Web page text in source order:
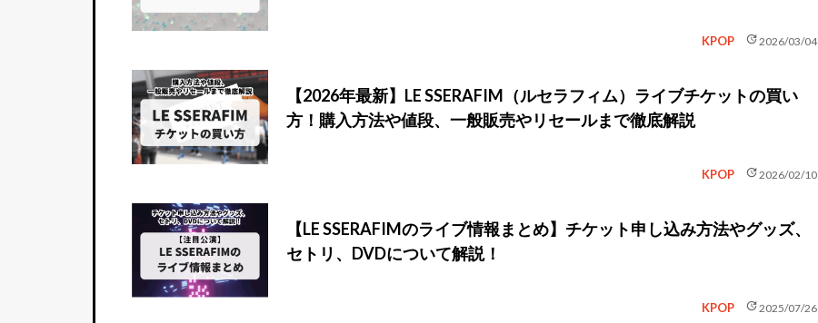
KPOP update2026/03/04
【2026年最新】LE SSERAFIM（ルセラフィム）ライブチケットの買い
方！購入方法や値段、一般販売やリセールまで徹底解説
KPOP update2026/02/10
【LE SSERAFIMのライブ情報まとめ】チケット申し込み方法やグッズ、
セトリ、DVDについて解説！
KPOP update2025/07/26